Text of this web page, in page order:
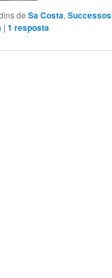
de Sa Costa,Successos
|1 resposta